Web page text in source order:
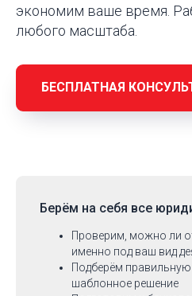
экономим ваше время.
любого масштаба.
БЕСПЛАТНАЯ
Берём на себя все
Проверим, можно ли
именно под ваш вид
Подберём
шаблонное решение